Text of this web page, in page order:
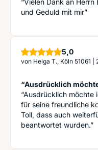
“Vielen Dank an
und Geduld mit mir”
5,0Sterne
von Helga T., Köln 51061
“Ausdrücklich
“Ausdrücklich möchte
für seine freundliche
Toll, dass auch
beantwortet wurden.”